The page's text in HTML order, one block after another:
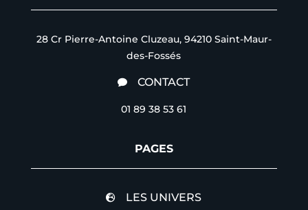
28 Cr Pierre-Antoine Cluzeau, 94210 Saint-Maur-
des-Fossés
 CONTACT
01 89 38 53 61
PAGES
 LES UNIVERS